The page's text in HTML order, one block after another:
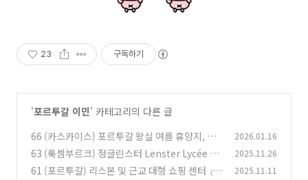
23 구독하기
'포르투갈 이민' 카테고리의 다른 글
66 (카스카이스) 포르투갈 왕실 여름 휴양지, 해
외자산가 고급주거지 (94)
2026.01.16
63 (룩셈부르크) 정글린스터 Lënster Lycée 국
제 학교
(62)
2025.11.26
61 (포르투갈) 리스본 및 근교 대형 쇼핑 센터
(2
2025.11.11